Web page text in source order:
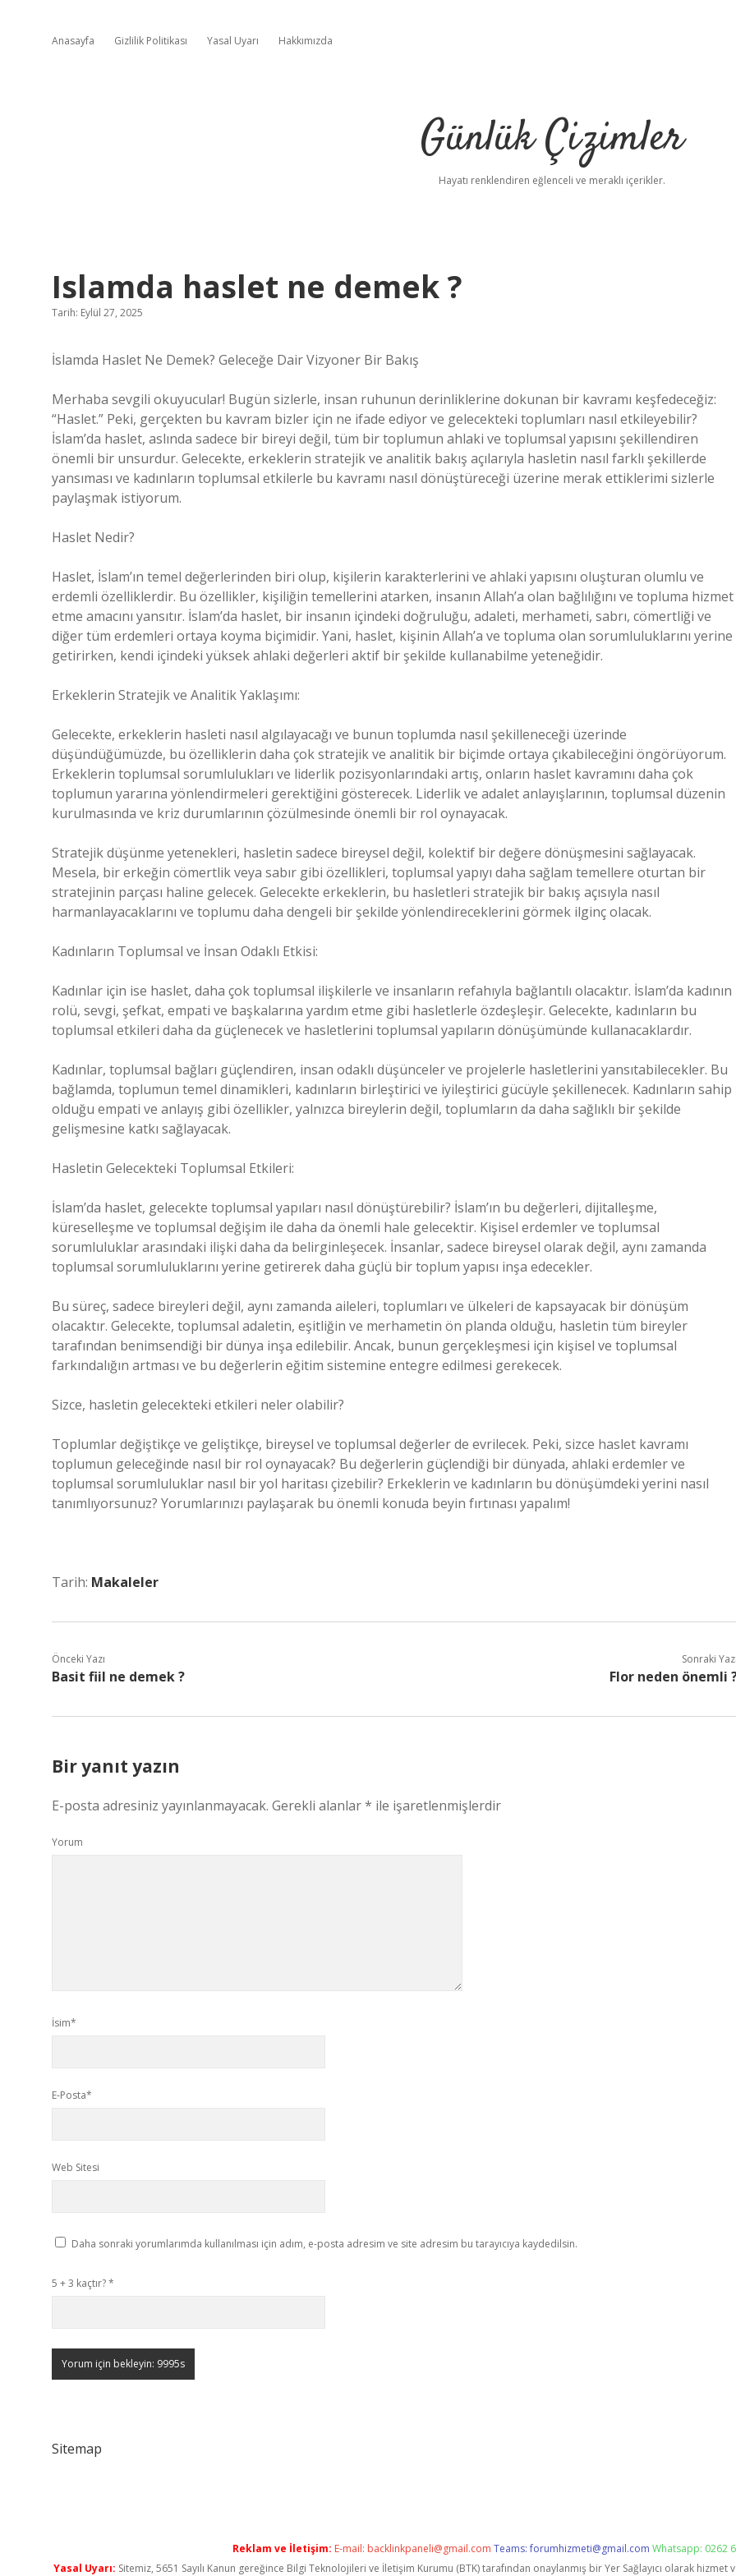
Anasayfa Gizlilik Politikası Yasal Uyarı Hakkımızda
Günlük Çizimler
Hayatı renklendiren eğlenceli ve meraklı içerikler.
Islamda haslet ne demek ?
Tarih: Eylül 27, 2025
İslamda Haslet Ne Demek? Geleceğe Dair Vizyoner Bir Bakış
Merhaba sevgili okuyucular! Bugün sizlerle, insan ruhunun derinliklerine dokunan bir kavramı keşfedeceğiz:
“Haslet.” Peki, gerçekten bu kavram bizler için ne ifade ediyor ve gelecekteki toplumları nasıl etkileyebilir?
İslam’da haslet, aslında sadece bir bireyi değil, tüm bir toplumun ahlaki ve toplumsal yapısını şekillendiren
önemli bir unsurdur. Gelecekte, erkeklerin stratejik ve analitik bakış açılarıyla hasletin nasıl farklı şekillerde
yansıması ve kadınların toplumsal etkilerle bu kavramı nasıl dönüştüreceği üzerine merak ettiklerimi sizlerle
paylaşmak istiyorum.
Haslet Nedir?
Haslet, İslam’ın temel değerlerinden biri olup, kişilerin karakterlerini ve ahlaki yapısını oluşturan olumlu ve
erdemli özelliklerdir. Bu özellikler, kişiliğin temellerini atarken, insanın Allah’a olan bağlılığını ve topluma hizmet
etme amacını yansıtır. İslam’da haslet, bir insanın içindeki doğruluğu, adaleti, merhameti, sabrı, cömertliği ve
diğer tüm erdemleri ortaya koyma biçimidir. Yani, haslet, kişinin Allah’a ve topluma olan sorumluluklarını yerine
getirirken, kendi içindeki yüksek ahlaki değerleri aktif bir şekilde kullanabilme yeteneğidir.
Erkeklerin Stratejik ve Analitik Yaklaşımı:
Gelecekte, erkeklerin hasleti nasıl algılayacağı ve bunun toplumda nasıl şekilleneceği üzerinde
düşündüğümüzde, bu özelliklerin daha çok stratejik ve analitik bir biçimde ortaya çıkabileceğini öngörüyorum.
Erkeklerin toplumsal sorumlulukları ve liderlik pozisyonlarındaki artış, onların haslet kavramını daha çok
toplumun yararına yönlendirmeleri gerektiğini gösterecek. Liderlik ve adalet anlayışlarının, toplumsal düzenin
kurulmasında ve kriz durumlarının çözülmesinde önemli bir rol oynayacak.
Stratejik düşünme yetenekleri, hasletin sadece bireysel değil, kolektif bir değere dönüşmesini sağlayacak.
Mesela, bir erkeğin cömertlik veya sabır gibi özellikleri, toplumsal yapıyı daha sağlam temellere oturtan bir
stratejinin parçası haline gelecek. Gelecekte erkeklerin, bu hasletleri stratejik bir bakış açısıyla nasıl
harmanlayacaklarını ve toplumu daha dengeli bir şekilde yönlendireceklerini görmek ilginç olacak.
Kadınların Toplumsal ve İnsan Odaklı Etkisi:
Kadınlar için ise haslet, daha çok toplumsal ilişkilerle ve insanların refahıyla bağlantılı olacaktır. İslam’da kadının
rolü, sevgi, şefkat, empati ve başkalarına yardım etme gibi hasletlerle özdeşleşir. Gelecekte, kadınların bu
toplumsal etkileri daha da güçlenecek ve hasletlerini toplumsal yapıların dönüşümünde kullanacaklardır.
Kadınlar, toplumsal bağları güçlendiren, insan odaklı düşünceler ve projelerle hasletlerini yansıtabilecekler. Bu
bağlamda, toplumun temel dinamikleri, kadınların birleştirici ve iyileştirici gücüyle şekillenecek. Kadınların sahip
olduğu empati ve anlayış gibi özellikler, yalnızca bireylerin değil, toplumların da daha sağlıklı bir şekilde
gelişmesine katkı sağlayacak.
Hasletin Gelecekteki Toplumsal Etkileri:
İslam’da haslet, gelecekte toplumsal yapıları nasıl dönüştürebilir? İslam’ın bu değerleri, dijitalleşme,
küreselleşme ve toplumsal değişim ile daha da önemli hale gelecektir. Kişisel erdemler ve toplumsal
sorumluluklar arasındaki ilişki daha da belirginleşecek. İnsanlar, sadece bireysel olarak değil, aynı zamanda
toplumsal sorumluluklarını yerine getirerek daha güçlü bir toplum yapısı inşa edecekler.
Bu süreç, sadece bireyleri değil, aynı zamanda aileleri, toplumları ve ülkeleri de kapsayacak bir dönüşüm
olacaktır. Gelecekte, toplumsal adaletin, eşitliğin ve merhametin ön planda olduğu, hasletin tüm bireyler
tarafından benimsendiği bir dünya inşa edilebilir. Ancak, bunun gerçekleşmesi için kişisel ve toplumsal
farkındalığın artması ve bu değerlerin eğitim sistemine entegre edilmesi gerekecek.
Sizce, hasletin gelecekteki etkileri neler olabilir?
Toplumlar değiştikçe ve geliştikçe, bireysel ve toplumsal değerler de evrilecek. Peki, sizce haslet kavramı
toplumun geleceğinde nasıl bir rol oynayacak? Bu değerlerin güçlendiği bir dünyada, ahlaki erdemler ve
toplumsal sorumluluklar nasıl bir yol haritası çizebilir? Erkeklerin ve kadınların bu dönüşümdeki yerini nasıl
tanımlıyorsunuz? Yorumlarınızı paylaşarak bu önemli konuda beyin fırtınası yapalım!
Tarih: Makaleler
Önceki Yazı
Basit fiil ne demek ?
Sonraki
Flor neden önemli
Bir yanıt yazın
E-posta adresiniz yayınlanmayacak. Gerekli alanlar* ile işaretlenmişlerdir
Yorum
İsim*
E-Posta*
Web Sitesi
Daha sonraki yorumlarımda kullanılması için adım, e-posta adresim ve site adresim bu tarayıcıya kaydedilsin.
5 + 3 kaçtır?*
Sitemap
Reklam ve İletişim: E-mail: backlinkpaneli@gmail.com Teams:forumhizmeti@gmail.com Whatsapp: 0262
Yasal Uyarı: Sitemiz, 5651 Sayılı Kanun gereğince Bilgi Teknolojileri ve İletişim Kurumu (BTK) tarafından onaylanmış bir Yer Sağlayıcı olarak